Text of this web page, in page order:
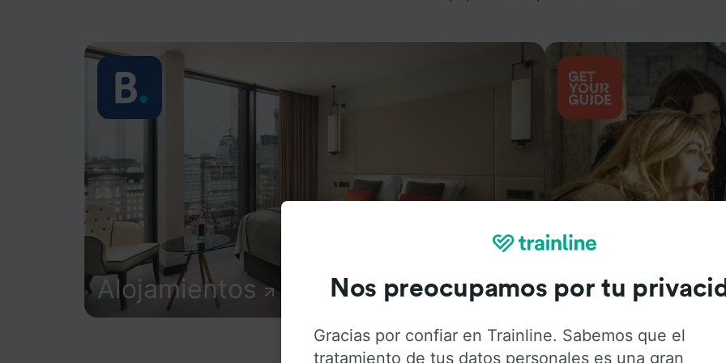
Alojamientos Actividades
Nos preocupamos por tu
Gracias por confiar en Trainline. Sabemos que el
tratamiento de tus datos personales es una gran